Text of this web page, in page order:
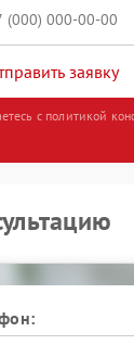
заявку
с политикой